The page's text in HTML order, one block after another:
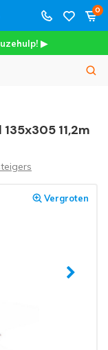
0
▶
11,2m
Vergroten